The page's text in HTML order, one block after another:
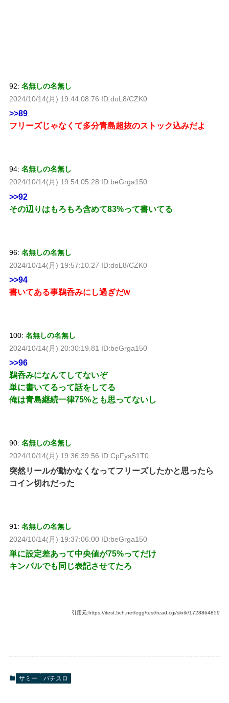
92: 名無しの名無し
2024/10/14(月) 19:44:08.76 ID:doL8/CZK0
>>89
フリーズじゃなくて多分青島超抜のストック込みだよ
94: 名無しの名無し
2024/10/14(月) 19:54:05.28 ID:beGrga150
>>92
その辺りはもろもろ含めて83%って書いてる
96: 名無しの名無し
2024/10/14(月) 19:57:10.27 ID:doL8/CZK0
>>94
書いてある事鵜呑みにし過ぎだw
100: 名無しの名無し
2024/10/14(月) 20:30:19.81 ID:beGrga150
>>96
鵜呑みになんてしてないぞ
単に書いてるって話をしてる
俺は青島継続一律75%とも思ってないし
90: 名無しの名無し
2024/10/14(月) 19:36:39.56 ID:CpFysS1T0
突然リールが動かなくなってフリーズしたかと思ったら
コイン切れだった
91: 名無しの名無し
2024/10/14(月) 19:37:06.00 ID:beGrga150
単に設定差あって中央値が75%ってだけ
キンパルでも同じ表記させてたろ
引用元:https://itest.5ch.net/egg/test/read.cgi/slotk/1728864859
サミー パチスロ